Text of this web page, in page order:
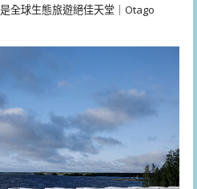
全球生態旅遊絕佳天堂｜Otago